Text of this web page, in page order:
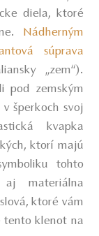
diela, ktoré
Nádherným
súprava
„zem“).
pod zemským
šperkoch svoj
kvapka
ktorí majú
tohto
aj materiálna
ktoré vám
tento klenot na